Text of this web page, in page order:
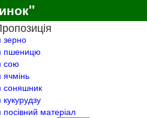
пшеницю
сою
соняшник
матеріал